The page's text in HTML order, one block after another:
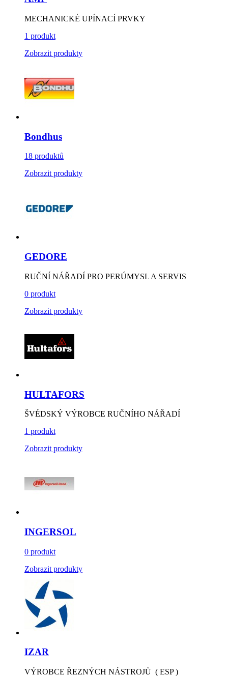
MECHANICKÉ UPÍNACÍ PRVKY
1 produkt
Zobrazit produkty
Bondhus
18 produktů
Zobrazit produkty
GEDORE
RUČNÍ NÁŘADÍ PRO PERÚMYSL A SERVIS
0 produkt
Zobrazit produkty
HULTAFORS
ŠVÉDSKÝ VÝROBCE RUČNÍHO NÁŘADÍ
1 produkt
Zobrazit produkty
INGERSOL
0 produkt
Zobrazit produkty
IZAR
VÝROBCE ŘEZNÝCH NÁSTROJŮ ( ESP )